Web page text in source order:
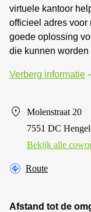
virtuele kantoor
officieel adres voor
goede oplossing
die kunnen worden
Verberg informatie
Molenstraat 20
7551 DC
Bekijk alle
Route
Afstand tot de